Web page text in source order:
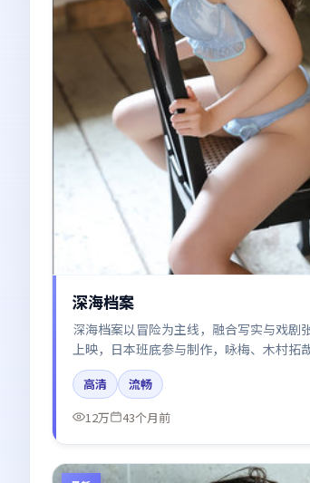
深海档案
深海档案以冒险为主线，融合写实与戏剧
上映，日本班底参与制作，咏梅、木村拓
妮在片中呈现细腻表演，影像风格统一，
了情绪曲线。
高清
流畅
12万
43个月前